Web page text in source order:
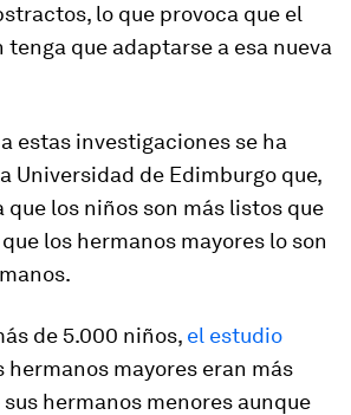
lo que provoca que el
que adaptarse a esa nueva
estas investigaciones se ha
Universidad de Edimburgo que,
que los niños son más listos que
los hermanos mayores lo son
de 5.000 niños, el estudio
hermanos mayores eran más
hermanos menores aunque